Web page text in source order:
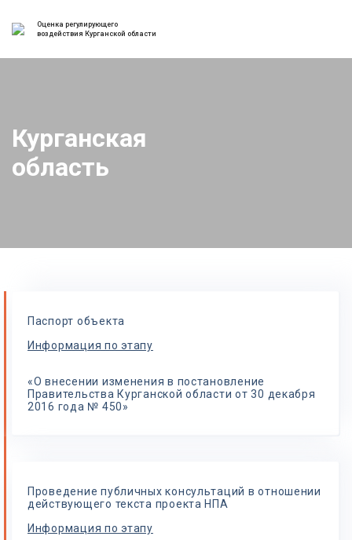
Оценка регулирующего
воздействия Курганской области
Курганская
область
Паспорт объекта
Информация по этапу
«О внесении изменения в постановление
Правительства Курганской области от 30 декабря
2016 года № 450»
Проведение публичных консультаций в отношении
действующего текста проекта НПА
Информация по этапу